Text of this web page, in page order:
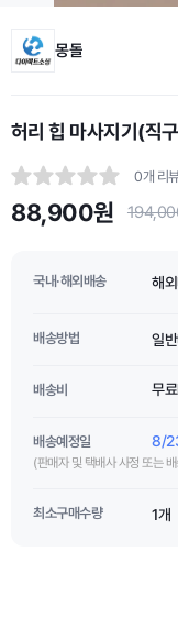
몽돌
허리 힙 마사지기(직
0개 리
88,900원
국내·해외배송 해
배송방법 일
배송비 무
배송예정일 8/
(판매자 및 택배사 사정 또는
최소구매수량 1개